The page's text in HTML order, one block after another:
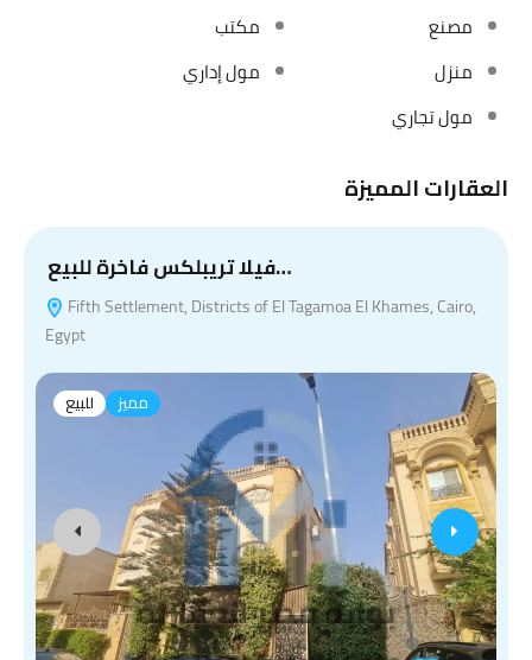
مصنع
مكتب
منزل
مول إداري
مول تجاري
العقارات المميزة
فيلا تريبلكس فاخرة للبيع…
Fifth Settlement, Districts of El Tagamoa El Khames, Cairo,
Egypt
للبيع مميز